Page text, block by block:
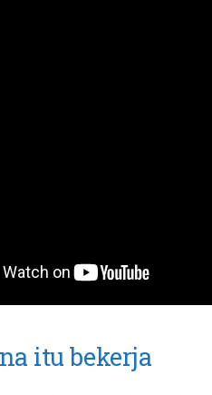
itu bekerja